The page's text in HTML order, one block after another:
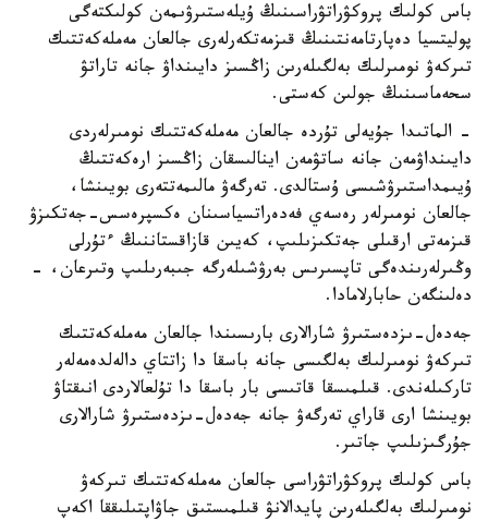
باس كولىك پروكۋراتۋراسىنىڭ ۇيلەستىرۋىمەن كولىكتەگى
پوليتسيا دەپارتامەنتىنىڭ قىزمەتكەرلەرى جالعان مەملەكەتتىك
تىركەۋ نومىرلىك بەلگىلەرىن زاڭسىز دايىنداۋ جانە تاراتۋ
سحەماسىنىڭ جولىن كەستى.
- الماتىدا جۇيەلى تۇردە جالعان مەملەكەتتىك نومىرلەردى
دايىنداۋمەن جانە ساتۋمەن اينالىسقان زاڭسىز ارەكەتتىڭ
ۇيىمداستىرۋشىسى ۇستالدى. تەرگەۋ مالىمەتتەرى بويىنشا،
جالعان نومىرلەر رەسەي فەدەراتسياسىنان ەكسپرەسس-جەتكىزۋ
قىزمەتى ارقىلى جەتكىزىلىپ، كەيىن قازاقستاننىڭ ءتۇرلى
وڭىرلەرىندەگى تاپسىرىس بەرۋشىلەرگە جىبەرىلىپ وتىرعان، -
دەلىنگەن حابارلامادا.
جەدەل-ىزدەستىرۋ شارالارى بارىسىندا جالعان مەملەكەتتىك
تىركەۋ نومىرلىك بەلگىسى جانە باسقا دا زاتتاي دالەلدەمەلەر
تاركىلەندى. قىلمىسقا قاتىسى بار باسقا دا تۇلعالاردى انىقتاۋ
بويىنشا ارى قاراي تەرگەۋ جانە جەدەل-ىزدەستىرۋ شارالارى
جۇرگىزىلىپ جاتىر.
باس كولىك پروكۋراتۋراسى جالعان مەملەكەتتىك تىركەۋ
نومىرلىك بەلگىلەرىن پايدالانۋ قىلمىستىق جاۋاپتىلىققا اكەپ